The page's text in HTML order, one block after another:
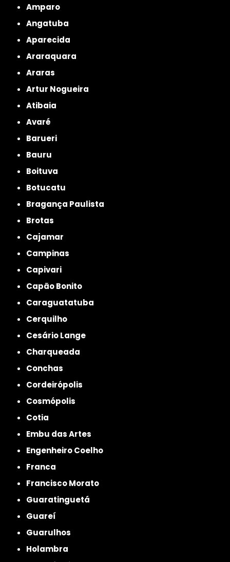
Amparo
Angatuba
Aparecida
Araraquara
Araras
Artur Nogueira
Atibaia
Avaré
Barueri
Bauru
Boituva
Botucatu
Bragança Paulista
Brotas
Cajamar
Campinas
Capivari
Capão Bonito
Caraguatatuba
Cerquilho
Cesário Lange
Charqueada
Conchas
Cordeirópolis
Cosmópolis
Cotia
Embu das Artes
Engenheiro Coelho
Franca
Francisco Morato
Guaratinguetá
Guareí
Guarulhos
Holambra